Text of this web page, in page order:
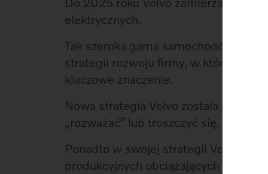
elektrycznych.
Tak szeroka gama samochodów
strategii rozwoju firmy, w której
kluczowe znaczenie.
Nowa strategia Volvo została nazwana ‘
„rozważać” lub troszczyć się.
Ponadto w swojej strategii Volvo
produkcyjnych obciążających